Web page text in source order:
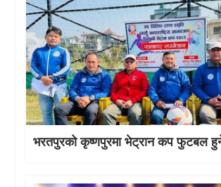
भरतपुरको कृष्णपुरमा भेट्रान कप फुटबल